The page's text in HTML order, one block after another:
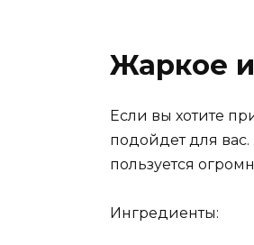
Жаркое
Если вы хотите
подойдет для
пользуется
Ингредиенты: